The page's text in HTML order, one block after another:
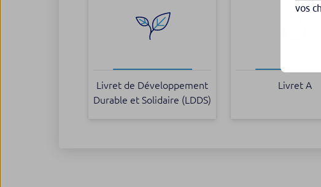
Livret de Développement
Durable et Solidaire (LDDS)
Livret A
vos